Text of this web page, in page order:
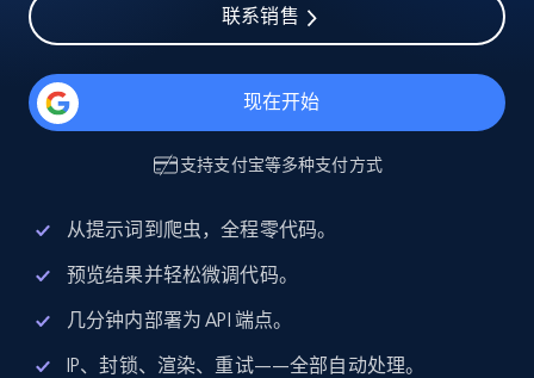
联系销售
现在开始
支持支付宝等多种支付方式
从提示词到爬虫，全程零代码。
预览结果并轻松微调代码。
几分钟内部署为 API 端点。
IP、封锁、渲染、重试——全部自动处理。